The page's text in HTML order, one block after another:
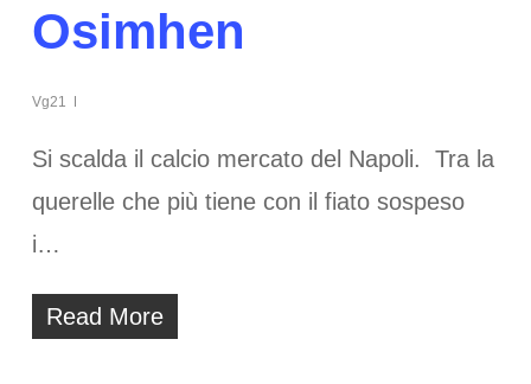
Osimhen
Vg21
Si scalda il calcio mercato del Napoli. Tra la
querelle che più tiene con il fiato sospeso
i…
Read More